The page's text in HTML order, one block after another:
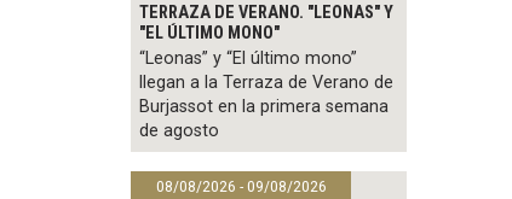
TERRAZA DE VERANO. "LEONAS" Y
"EL ÚLTIMO MONO"
“Leonas” y “El último mono”
llegan a la Terraza de Verano de
Burjassot en la primera semana
de agosto
08/08/2026 - 09/08/2026